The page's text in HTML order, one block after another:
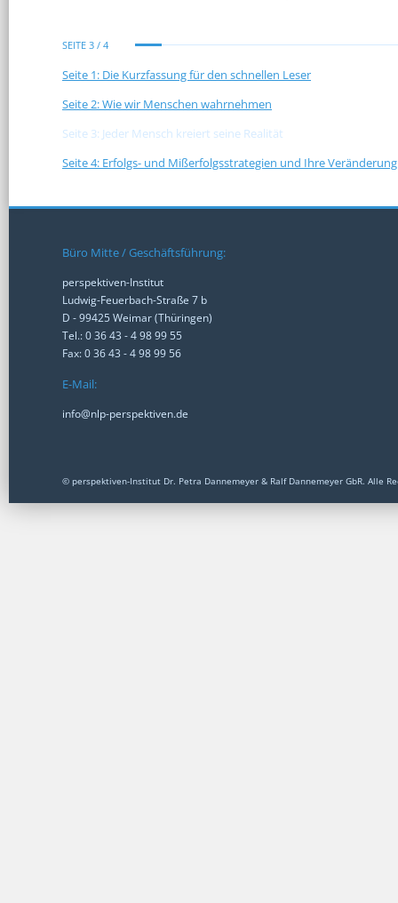
SEITE 3 / 4
Seite 1: Die Kurzfassung für den schnellen Leser
Seite 2: Wie wir Menschen wahrnehmen
Seite 3: Jeder Mensch kreiert seine Realität
Seite 4: Erfolgs- und Mißerfolgsstrategien und Ihre Veränderung
Büro Mitte / Geschäftsführung:
perspektiven-Institut
Ludwig-Feuerbach-Straße 7 b
D - 99425 Weimar (Thüringen)
Tel.: 0 36 43 - 4 98 99 55
Fax: 0 36 43 - 4 98 99 56
E-Mail:
info@nlp-perspektiven.de
© perspektiven-Institut Dr. Petra Dannemeyer & Ralf Dannemeyer GbR. Alle